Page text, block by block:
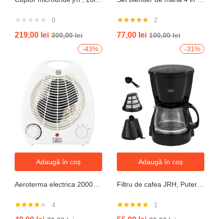
0
219,00 lei 300,00lei
5.00din 5
2
77,00 lei 100,00lei
-43%
Adaugă în coș
4
-31%
Adaugă în coș
1